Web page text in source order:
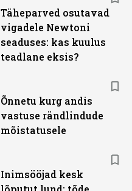
Täheparved osutavad
vigadele Newtoni
seaduses: kas kuulus
teadlane eksis?
Õnnetu kurg andis
vastuse rändlindude
mõistatusele
Inimsööjad kesk